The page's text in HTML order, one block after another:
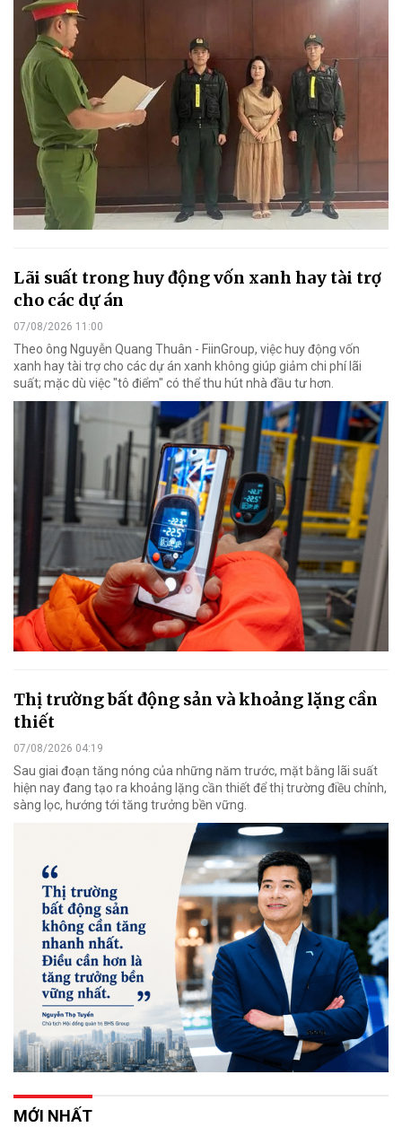
Lãi suất trong huy động vốn xanh hay tài trợ
cho các dự án
07/08/2026 11:00
Theo ông Nguyễn Quang Thuân - FiinGroup, việc huy động vốn
xanh hay tài trợ cho các dự án xanh không giúp giảm chi phí lãi
suất; mặc dù việc "tô điểm" có thể thu hút nhà đầu tư hơn.
Thị trường bất động sản và khoảng lặng cần
thiết
07/08/2026 04:19
Sau giai đoạn tăng nóng của những năm trước, mặt bằng lãi suất
hiện nay đang tạo ra khoảng lặng cần thiết để thị trường điều chỉnh,
sàng lọc, hướng tới tăng trưởng bền vững.
MỚI NHẤT